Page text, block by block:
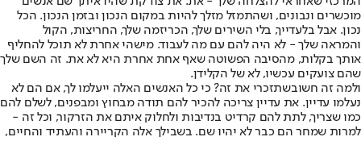
מוכשרים ונבונים, ושהתמזל מזלך להיות במקום הנכון ובזמן הנכון. הכל
נכון. אבל בלעדייך, בלי השירים שלך, הכריזמה שלך, החריצות, הקול
והמראה שלך - לא היה להם עם מה לעבוד. מישהי אחרת לא תוכל להחליף
אותך בקלות, מהסיבה הפשוטה שאף אחת אחרת היא לא את. זה השם שלך
שהם צועקים עכשיו, לא של הקלידן.
ולמה זה חשובשתזכרי את זה? כי כל האנשים האלה ייעלמו לך, אם הם לא
נעלמו עדיין. את עדיין צריכה להכיר להם תודה מבחוץ ומבפנים, לשלם להם
כמו שצריך, לתת להם קרדיט בנדיבות ולחלוק איתם את הזרקור, וכל זה -
למרות שמחר הם כבר לא יהיו שם. בשבילך אלה הקריירה והעתיד והחיים,